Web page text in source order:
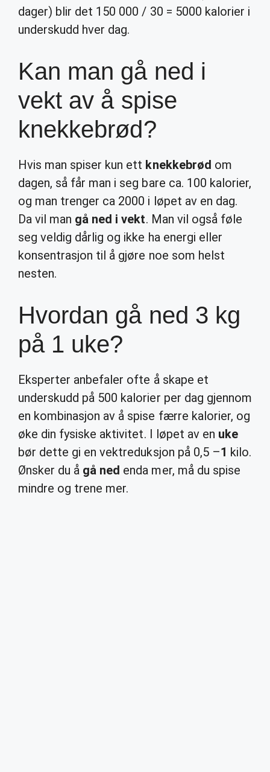
dager) blir det 150 000 / 30 = 5000 kalorier i
underskudd hver dag.
Kan man gå ned i
vekt av å spise
knekkebrød?
Hvis man spiser kun ett knekkebrød om
dagen, så får man i seg bare ca. 100 kalorier,
og man trenger ca 2000 i løpet av en dag.
Da vil man gå ned i vekt. Man vil også føle
seg veldig dårlig og ikke ha energi eller
konsentrasjon til å gjøre noe som helst
nesten.
Hvordan gå ned 3 kg
på 1 uke?
Eksperter anbefaler ofte å skape et
underskudd på 500 kalorier per dag gjennom
en kombinasjon av å spise færre kalorier, og
øke din fysiske aktivitet. I løpet av en uke
bør dette gi en vektreduksjon på 0,5 –1 kilo.
Ønsker du å gå ned enda mer, må du spise
mindre og trene mer.